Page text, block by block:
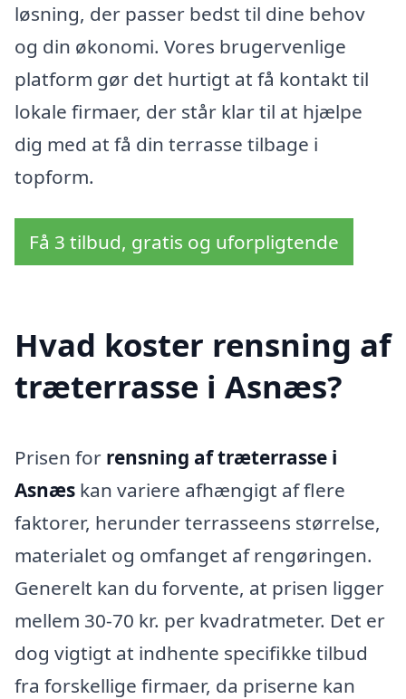
løsning, der passer bedst til dine behov
og din økonomi. Vores brugervenlige
platform gør det hurtigt at få kontakt til
lokale firmaer, der står klar til at hjælpe
dig med at få din terrasse tilbage i
topform.
Få 3 tilbud, gratis og uforpligtende
Hvad koster rensning af
træterrasse i Asnæs?
Prisen for rensning af træterrasse i
Asnæs kan variere afhængigt af flere
faktorer, herunder terrasseens størrelse,
materialet og omfanget af rengøringen.
Generelt kan du forvente, at prisen ligger
mellem 30-70 kr. per kvadratmeter. Det er
dog vigtigt at indhente specifikke tilbud
fra forskellige firmaer, da priserne kan